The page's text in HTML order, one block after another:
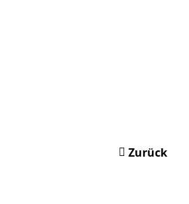
Zurück